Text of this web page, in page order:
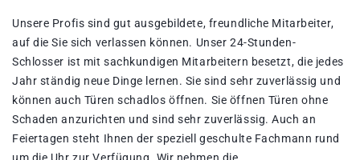
Unsere Profis sind gut ausgebildete, freundliche Mitarbeiter,
auf die Sie sich verlassen können. Unser 24-Stunden-
Schlosser ist mit sachkundigen Mitarbeitern besetzt, die jedes
Jahr ständig neue Dinge lernen. Sie sind sehr zuverlässig und
können auch Türen schadlos öffnen. Sie öffnen Türen ohne
Schaden anzurichten und sind sehr zuverlässig. Auch an
Feiertagen steht Ihnen der speziell geschulte Fachmann rund